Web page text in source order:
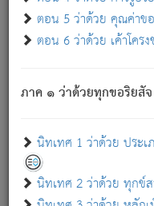
ตอน 5 ว่าด้วย คุณค่าข
ตอน 6 ว่าด้วย เค้าโคร
ภาค ๑ ว่าด้วยทุกขอริยสั
นิทเทศ 1 ว่าด้วย ประ
นิทเทศ 2 ว่าด้วย ทุกข์
สมณะหรือพราหมณ์เห
มีได้เพราะภพ เรากล่าว
มิใช่ผู้หลดพ้นจากภพ.
ภพ ว่ามีได้เพราะวิภพ[2]:
ปวงนั้น ก็ยังสลัดภพออกไป
ก็ทุกข์นี้มีขึ้น เพราะอา
เพราะความสิ้นไปแห่
ทุกข์จึงไม่มี.
ท่านจงดูโลกนี้เถิด (จะ